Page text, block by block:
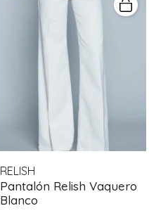
RELISH
Pantalón Relish Vaquero
Blanco